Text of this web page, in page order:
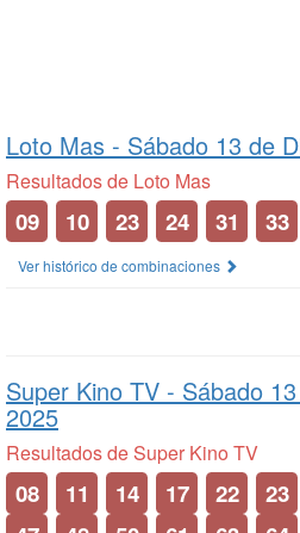
Loto Mas - Sábado 13 de
Resultados de Loto Mas
09 10 23 24 31 33
Ver histórico de combinaciones
Super Kino TV - Sábado
2025
Resultados de Super Kino TV
08 11 14 17 22 23